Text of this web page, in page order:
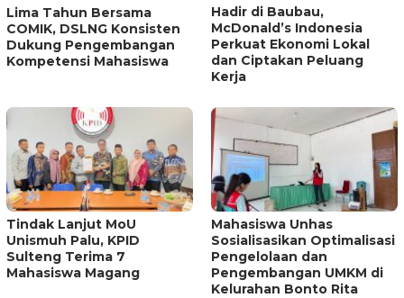
Lima Tahun Bersama
COMIK, DSLNG Konsisten
Dukung Pengembangan
Kompetensi Mahasiswa
Hadir di Baubau,
McDonald’s Indonesia
Perkuat Ekonomi Lokal
dan Ciptakan Peluang
Kerja
Tindak Lanjut MoU
Unismuh Palu, KPID
Sulteng Terima 7
Mahasiswa Magang
Mahasiswa Unhas
Sosialisasikan Optimalisasi
Pengelolaan dan
Pengembangan UMKM di
Kelurahan Bonto Rita